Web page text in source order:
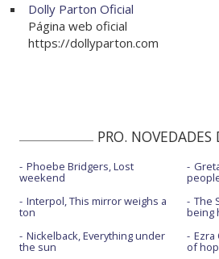
Dolly Parton Oficial
Página web oficial
https://dollyparton.com
PRO. NOVEDADES
Phoebe Bridgers, Lost
weekend
Interpol, This mirror weighs a
ton
Nickelback, Everything under
the sun
The
being
Ezra
of